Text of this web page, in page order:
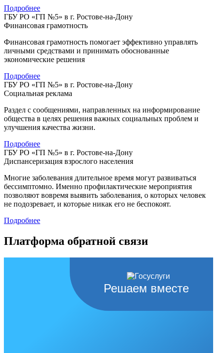
Подробнее
ГБУ РО «ГП №5» в г. Ростове-на-Дону
Финансовая грамотность
Финансовая грамотность помогает эффективно управлять
личными средствами и принимать обоснованные
экономические решения
Подробнее
ГБУ РО «ГП №5» в г. Ростове-на-Дону
Социальная реклама
Раздел с сообщениями, направленных на информирование
общества в целях решения важных социальных проблем и
улучшения качества жизни.
Подробнее
ГБУ РО «ГП №5» в г. Ростове-на-Дону
Диспансеризация взрослого населения
Многие заболевания длительное время могут развиваться
бессимптомно. Именно профилактические мероприятия
позволяют вовремя выявить заболевания, о которых человек
не подозревает, и которые никак его не беспокоят.
Подробнее
Платформа обратной связи
Решаем вместе